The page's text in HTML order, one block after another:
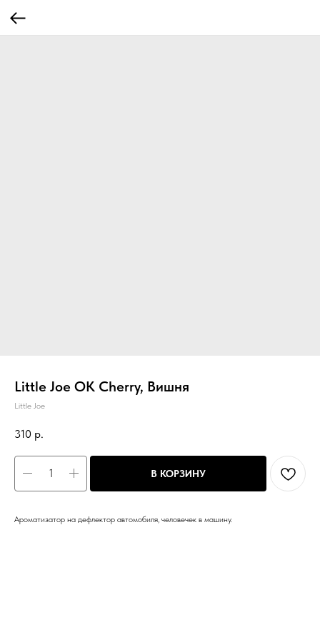
Little Joe ОК Cherry, Вишня
Little Joe
310 р.
В КОРЗИНУ
Ароматизатор на дефлектор автомобиля, человечек в машину.